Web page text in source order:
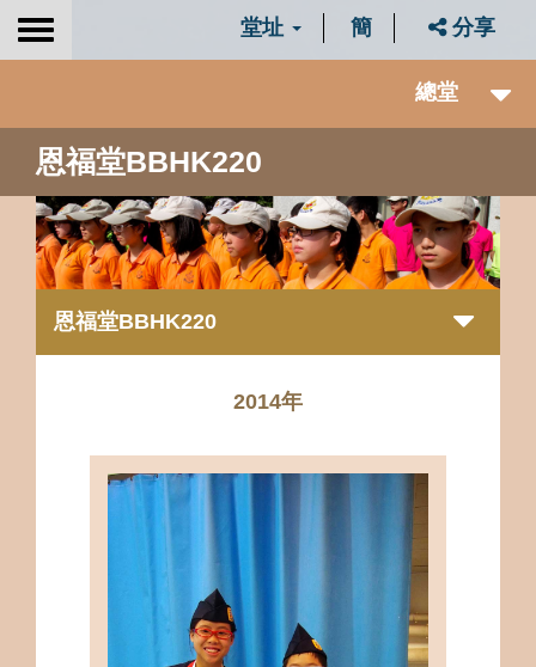
Toggle
堂址 簡 分享
總堂
恩福堂BBHK220
恩福堂BBHK220
2014年